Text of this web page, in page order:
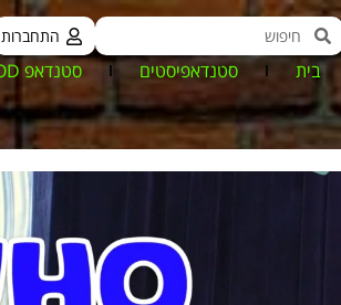
התחברות
בית סטנדאפיסטים סטנדאפ VOD